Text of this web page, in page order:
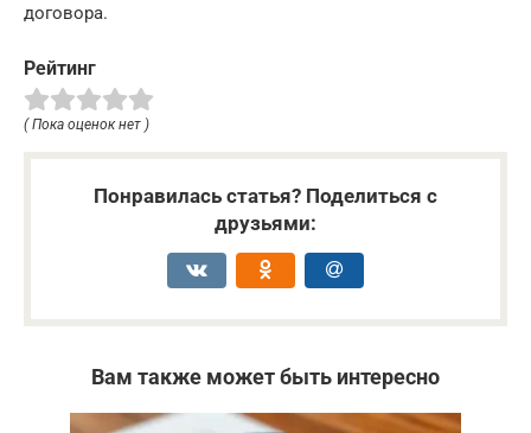
договора.
Рейтинг
( Пока оценок нет )
Понравилась статья? Поделиться с
друзьями:
Вам также может быть интересно